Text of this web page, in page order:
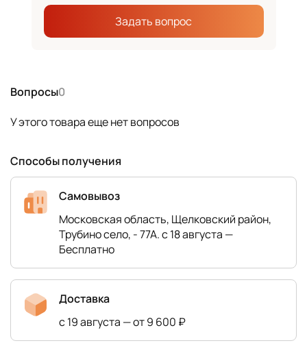
Вопросы0
У этого товара еще нет вопросов
Способы получения
Самовывоз
Московская область, Щелковский район,
Трубино село, - 77А. с 18 августа —
Бесплатно
Доставка
с 19 августа — от 9 600 ₽
Задать вопрос